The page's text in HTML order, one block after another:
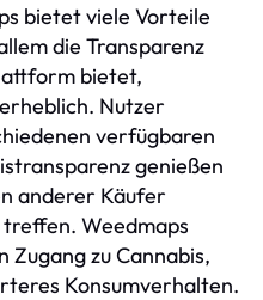
bietet viele Vorteile
die Transparenz
bietet,
Nutzer
verfügbaren
genießen
anderer Käufer
Weedmaps
zu Cannabis,
Konsumverhalten.